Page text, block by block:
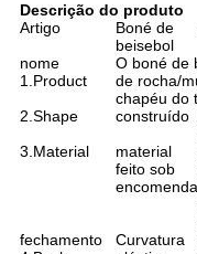
Descrição do produto
Artigo
Boné de
beisebol
nome
1.Product
O boné de
de rocha/
chapéu do
2.Shape
construído
3.Material
material
feito sob
encomenda
fechamento
Curvatura